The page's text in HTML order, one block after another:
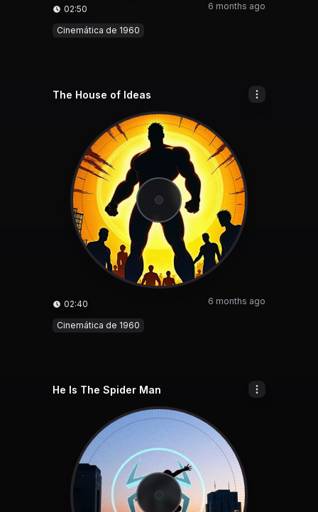
02:50 6 months ago
Cinemática de 1960
The House of Ideas
02:40 6 months ago
Cinemática de 1960
He Is The Spider Man